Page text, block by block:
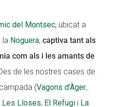
del Montsec, ubicat a
laNoguera, captiva tant als
com als i les amants de
de les nostres cases de
(Vagons d’Àger,
Les Lloses, El Refugii La